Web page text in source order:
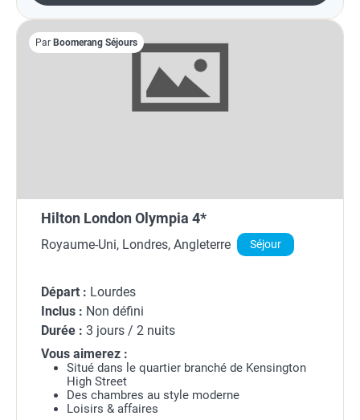
Par Boomerang Séjours
Hilton London Olympia 4*
Royaume-Uni, Londres, Angleterre Séjour
Départ : Lourdes
Inclus : Non défini
Durée : 3 jours / 2 nuits
Vous aimerez :
Situé dans le quartier branché de Kensington
High Street
Des chambres au style moderne
Loisirs & affaires